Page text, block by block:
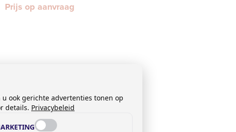
Prijs op aanvraag
ook gerichte advertenties tonen op
details. Privacybeleid